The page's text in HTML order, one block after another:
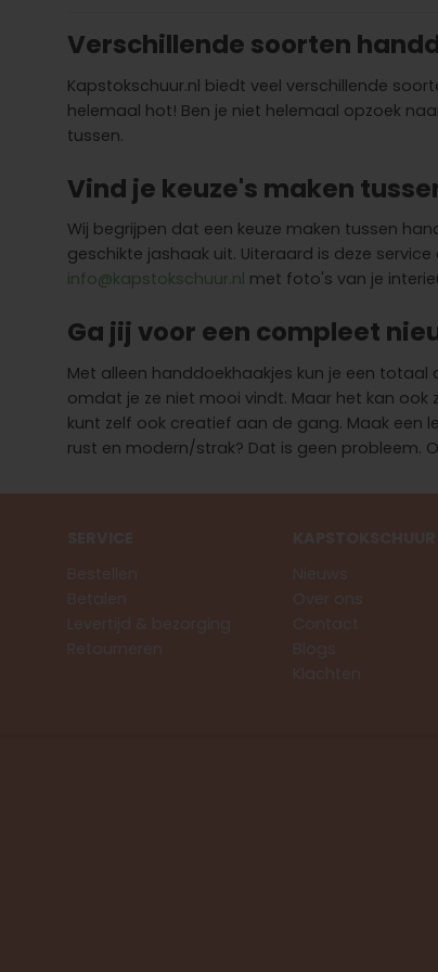
Verschillende soorten
Kapstokschuur.nl biedt veel verschillende
helemaal hot! Ben je niet helemaal opzoek
tussen.
Vind je keuze's maken
Wij begrijpen dat een keuze maken tussen
geschikte jashaak uit. Uiteraard is deze
info@kapstokschuur.nl met foto's van je
Ga jij voor een compleet
Met alleen handdoekhaakjes kun je een
omdat je ze niet mooi vindt. Maar het kan
kunt zelf ook creatief aan de gang. Maak een
rust en modern/strak? Dat is geen probleem.